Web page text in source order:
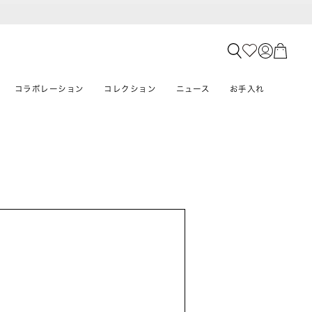
コラボレーション コレクション ニュース お手入れ